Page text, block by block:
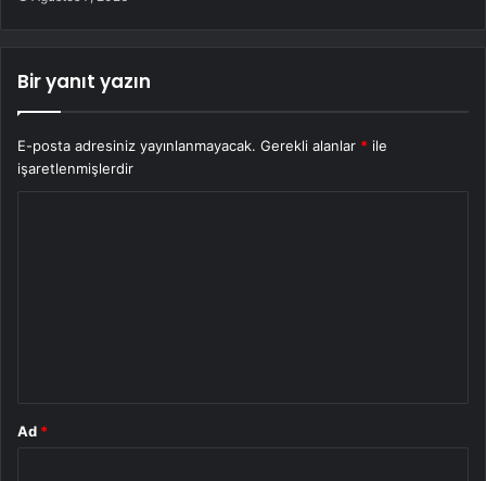
Bir yanıt yazın
E-posta adresiniz yayınlanmayacak. Gerekli alanlar * ile
işaretlenmişlerdir
Ad *